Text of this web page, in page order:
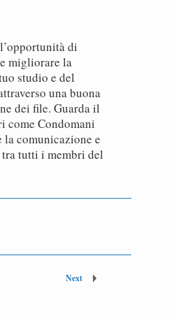
di
migliorare la
studio e del
una buona
dei file. Guarda il
come Condomani
comunicazione e
tutti i membri del
Next